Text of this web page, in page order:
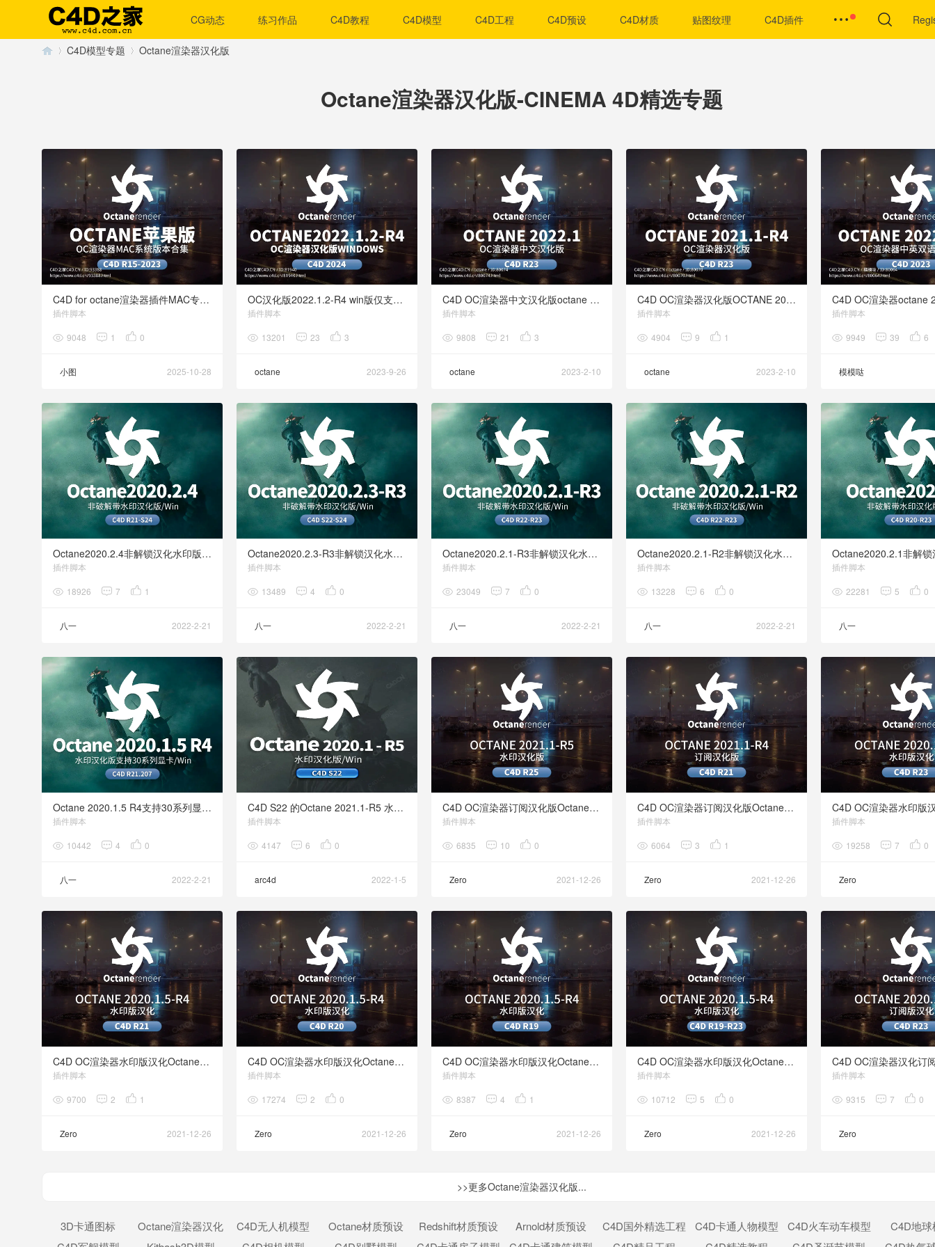
CG动态 练习作品 C4D教程 C4D模型 C4D工程 C4D预设 C4D材质 贴图纹理 C4D插件
家
C4D模型专题 Octane渲染器汉化版
Octane渲染器汉化版-CINEMA 4D精选专题
C4D for octane渲染器插件MAC专用版本合集
插件脚本
9048 1 0
小图 2025-10-28
OC汉化版2022.1.2-R4 win版仅支持C4D 2024
插件脚本
13201 23 3
octane 2023-9-26
C4D OC渲染器中文汉化版octane 2022.1 C4D R23专用
插件脚本
9808 21 3
octane 2023-2-10
C4D OC渲染器汉化版OCTANE 2021.1-R4支持C4D R23
插件脚本
4904 9 1
octane 2023-2-10
插件脚本
9949 39 6
模模哒
Octane2020.2.4非解锁汉化水印版 C4D R21-R23
插件脚本
18926 7 1
八一 2022-2-21
Octane2020.2.3-R3非解锁汉化水印版 C4D R22-R23
插件脚本
13489 4 0
八一 2022-2-21
Octane2020.2.1-R3非解锁汉化水印版 C4D R22-R23
插件脚本
23049 7 0
八一 2022-2-21
Octane2020.2.1-R2非解锁汉化水印版 C4D R22-R23
插件脚本
13228 6 0
八一 2022-2-21
插件脚本
22281 5 0
八一
Octane 2020.1.5 R4支持30系列显卡汉化水印版 C4D R21.207
插件脚本
10442 4 0
八一 2022-2-21
C4D S22 的Octane 2021.1-R5 水印汉化版
插件脚本
4147 6 0
arc4d 2022-1-5
C4D OC渲染器订阅汉化版Octane 2021.1-R5 for CINEMA 4D R25
插件脚本
6835 10 0
Zero 2021-12-26
C4D OC渲染器订阅汉化版Octane 2021.1-R4 for CINEMA 4D R21
插件脚本
6064 3 1
Zero 2021-12-26
插件脚本
19258 7 0
Zero
C4D OC渲染器水印版汉化Octane 2020.1.5R4 for CINEMA 4D R21
插件脚本
9700 2 1
Zero 2021-12-26
C4D OC渲染器水印版汉化Octane 2020.1.5R4 for CINEMA 4D R20
插件脚本
17274 2 0
Zero 2021-12-26
C4D OC渲染器水印版汉化Octane 2020.1.5R4 for CINEMA 4D R19
插件脚本
8387 4 1
Zero 2021-12-26
C4D OC渲染器水印版汉化Octane 2020.1.5R4 for CINEMA 4D R19-R23
插件脚本
10712 5 0
Zero 2021-12-26
插件脚本
9315 7 0
Zero
>>更多Octane渲染器汉化版...
3D卡通图标
Octane渲染器汉化
C4D无人机模型 Octane材质预设 Redshift材质预设 Arnold材质预设 C4D国外精选工程 C4D卡通人物模型 C4D火车动车模型
C4D地球